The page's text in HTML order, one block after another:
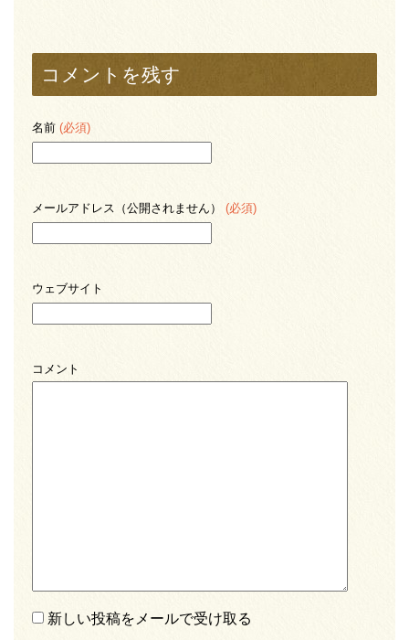
コメントを残す
名前 (必須)
メールアドレス（公開されません） (必須)
ウェブサイト
コメント
新しい投稿をメールで受け取る